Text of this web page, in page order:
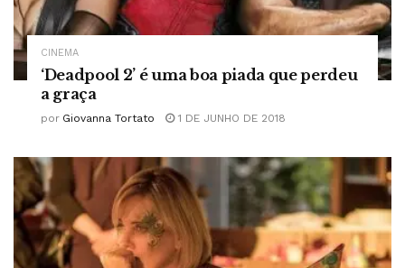
CINEMA
‘Deadpool 2’ é uma boa piada que perdeu
a graça
por Giovanna Tortato 1 DE JUNHO DE 2018